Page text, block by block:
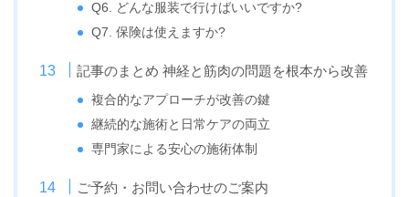
Q6. どんな服装で行けばいいですか?
Q7. 保険は使えますか?
記事のまとめ 神経と筋肉の問題を根本から改善
複合的なアプローチが改善の鍵
継続的な施術と日常ケアの両立
専門家による安心の施術体制
ご予約・お問い合わせのご案内